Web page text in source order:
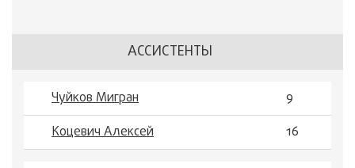
АССИСТЕНТЫ
Чуйков Мигран
9
Коцевич Алексей
16